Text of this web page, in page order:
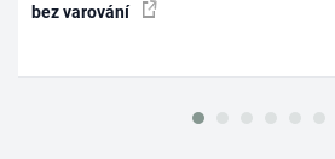
bez varování